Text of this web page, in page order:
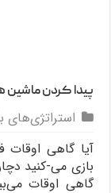
پیدا کردن ماشین
استراتژی‌های
آیا گاهی اوقات
بازی می-کنید
گاهی اوقات